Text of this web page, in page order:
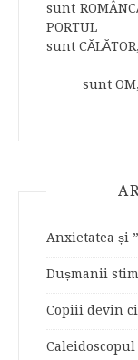
sunt
PORTUL
sunt
sunt
Anxietatea și
Dușmanii
Copiii devin